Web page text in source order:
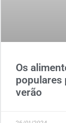
Os
populares
verão